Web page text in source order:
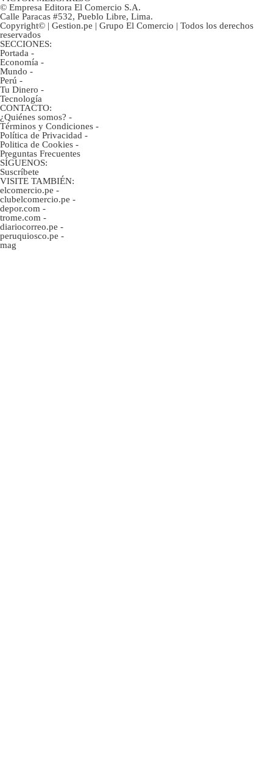
© Empresa Editora El Comercio S.A.
Calle Paracas #532, Pueblo Libre, Lima.
Copyright© | Gestion.pe | Grupo El Comercio | Todos los derechos
reservados
SECCIONES:
Portada -
Economía -
Mundo -
Perú -
Tu Dinero -
Tecnología
CONTACTO:
¿Quiénes somos? -
Términos y Condiciones -
Política de Privacidad -
Politica de Cookies -
Preguntas Frecuentes
SÍGUENOS:
Suscríbete
VISITE TAMBIÉN:
elcomercio.pe -
clubelcomercio.pe -
depor.com -
trome.com -
diariocorreo.pe -
peruquiosco.pe -
mag